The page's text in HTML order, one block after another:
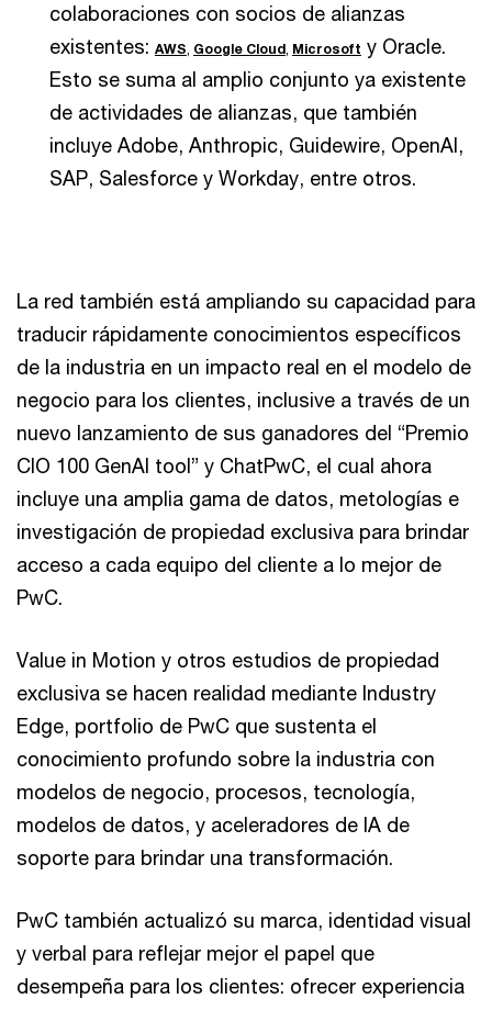
colaboraciones con socios de alianzas
existentes: AWS, Google Cloud, Microsoft y Oracle.
Esto se suma al amplio conjunto ya existente
de actividades de alianzas, que también
incluye Adobe, Anthropic, Guidewire, OpenAI,
SAP, Salesforce y Workday, entre otros.
La red también está ampliando su capacidad para
traducir rápidamente conocimientos específicos
de la industria en un impacto real en el modelo de
negocio para los clientes, inclusive a través de un
nuevo lanzamiento de sus ganadores del “Premio
CIO 100 GenAI tool” y ChatPwC, el cual ahora
incluye una amplia gama de datos, metologías e
investigación de propiedad exclusiva para brindar
acceso a cada equipo del cliente a lo mejor de
PwC.
Value in Motion y otros estudios de propiedad
exclusiva se hacen realidad mediante Industry
Edge, portfolio de PwC que sustenta el
conocimiento profundo sobre la industria con
modelos de negocio, procesos, tecnología,
modelos de datos, y aceleradores de IA de
soporte para brindar una transformación.
PwC también actualizó su marca, identidad visual
y verbal para reflejar mejor el papel que
desempeña para los clientes: ofrecer experiencia